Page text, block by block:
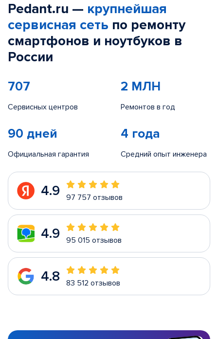
Pedant.ru — крупнейшая
сервисная сеть по ремонту
смартфонов и ноутбуков в
России
707
Сервисных центров
2 МЛН
Ремонтов в год
90 дней
Официальная гарантия
4 года
Средний опыт инженера
4.9 97 757 отзывов
4.9 95 015 отзывов
4.8 83 512 отзывов